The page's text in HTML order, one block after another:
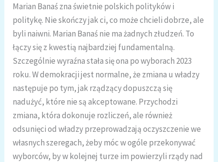
Marian Banaś zna świetnie polskich polityków i
politykę. Nie skończy jak ci, co może chcieli dobrze, ale
byli naiwni. Marian Banaś nie ma żadnych złudzeń. To
łączy się z kwestią najbardziej fundamentalną.
Szczególnie wyraźna stała się ona po wyborach 2023
roku. W demokracji jest normalne, że zmiana u władzy
następuje po tym, jak rządzący dopuszczą się
nadużyć, które nie są akceptowane. Przychodzi
zmiana, która dokonuje rozliczeń, ale również
odsunięci od władzy przeprowadzają oczyszczenie we
własnych szeregach, żeby móc w ogóle przekonywać
wyborców, by w kolejnej turze im powierzyli rządy nad